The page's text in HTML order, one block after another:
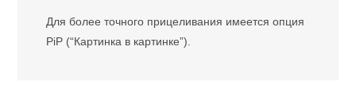
Для более точного прицеливания имеется опция
PiP (“Картинка в картинке”).